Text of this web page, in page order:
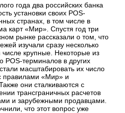
года два российских банка
установки своих POS-
странах, в том числе в
карт «Мир». Спустя год три
рынке рассказали о том, что
изучали сразу несколько
числе крупные. Некоторые из
POS-терминалов в других
масштабировать их число
правилами «Мир» и
они сталкиваются с
трансграничных расчетов
и зарубежными продавцами.
что этот вопрос уже